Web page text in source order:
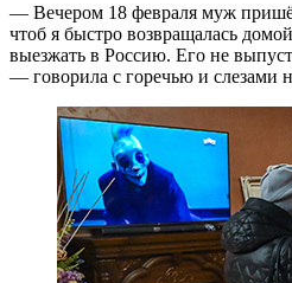
— Вечером 18 февраля муж
чтоб я быстро возвращалась
выезжать в Россию. Его не
— говорила с горечью и слезами